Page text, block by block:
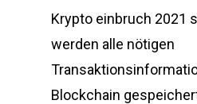
Krypto einbruch 2021
werden alle nötigen
Blockchain